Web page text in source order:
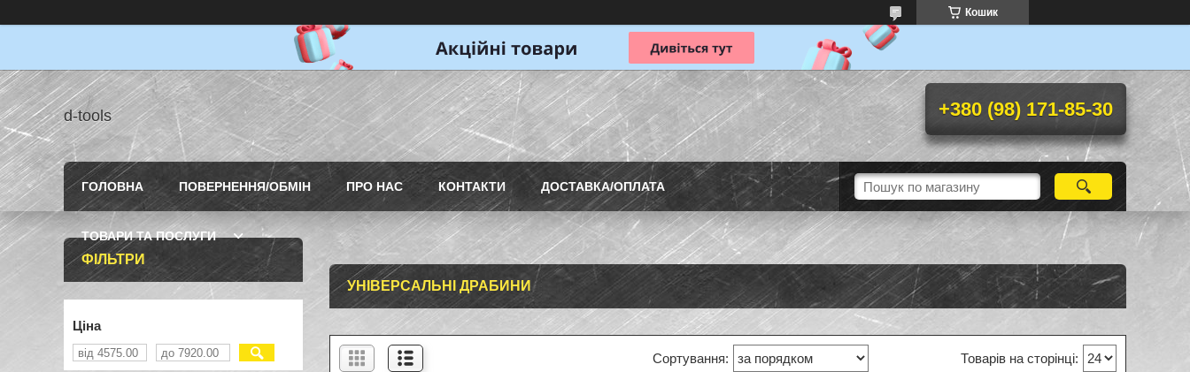
Кошик
d-tools +380 (98) 171-85-30
ГОЛОВНА ПОВЕРНЕННЯ/ОБМІН ПРО НАС КОНТАКТИ ДОСТАВКА/ОПЛАТА
ТОВАРИ ТА ПОСЛУГИ
УНІВЕРСАЛЬНІ ДРАБИНИ
ФІЛЬТРИ
Ціна